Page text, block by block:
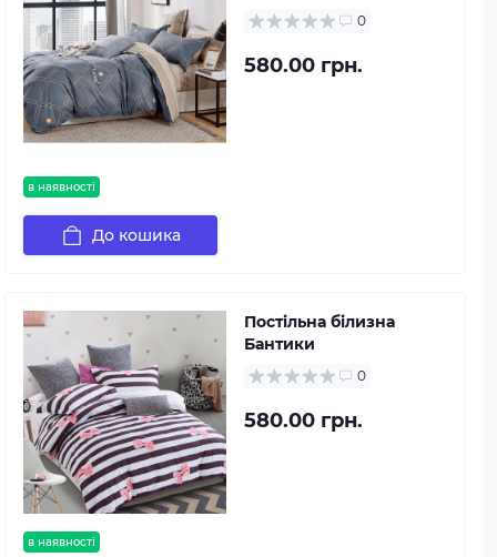
в наявності
0
580.00 грн.
До кошика
в наявності
Постільна білизна
Бантики
0
580.00 грн.